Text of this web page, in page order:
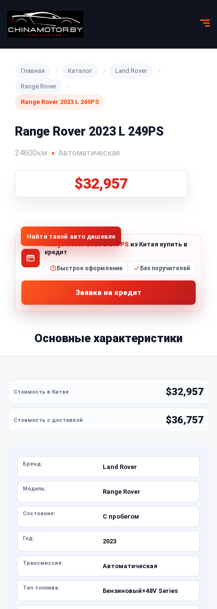
Главная Каталог Land Rover
Range Rover
Range Rover 2023 L 249PS
Range Rover 2023 L 249PS
24600км Автоматическая
$32,957
Найти такой авто дешевле
Range Rover 2023 L 249PS из Китая купить в
кредит
Быстрое оформление Без поручителей
Заявка на кредит
Основные характеристики
$32,957
$36,757
Бренд: Land Rover
Модель: Range Rover
Состояние: С пробегом
Год: 2023
Трансмиссия: Автоматическая
Тип топлива: Бензиновый+48V Series